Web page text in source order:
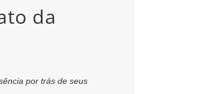
da
por trás de seus